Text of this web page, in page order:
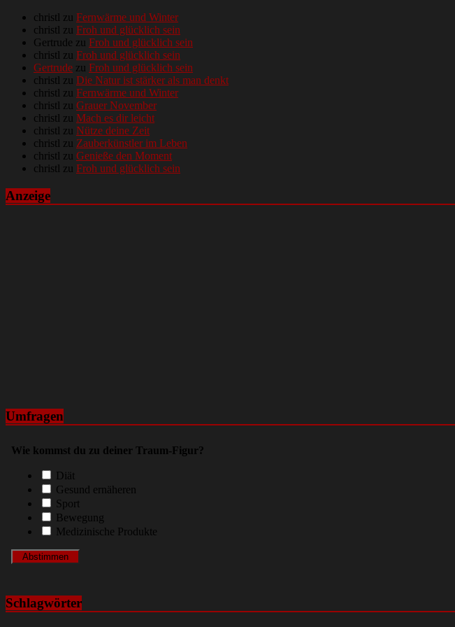
christl zu Fernwärme und Winter
christl zu Froh und glücklich sein
Gertrude zu Froh und glücklich sein
christl zu Froh und glücklich sein
Gertrude zu Froh und glücklich sein
christl zu Die Natur ist stärker als man denkt
christl zu Fernwärme und Winter
christl zu Grauer November
christl zu Mach es dir leicht
christl zu Nütze deine Zeit
christl zu Zauberkünstler im Leben
christl zu Genieße den Moment
christl zu Froh und glücklich sein
Anzeige
Umfragen
Wie kommst du zu deiner Traum-Figur?
Diät
Gesund ernäheren
Sport
Bewegung
Medizinische Produkte
Schlagwörter